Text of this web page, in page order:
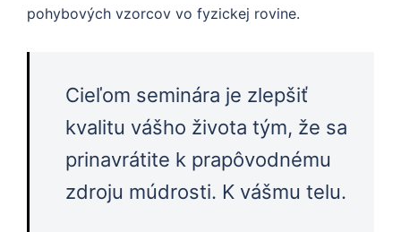
pohybových vzorcov vo fyzickej rovine.
Cieľom seminára je zlepšiť
kvalitu vášho života tým, že sa
prinavrátite k prapôvodnému
zdroju múdrosti. K vášmu telu.